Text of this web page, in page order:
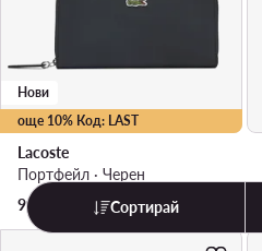
още 10% Код: LAST
Нови
Lacoste
Портфейл · Черен
99,99
Сортирай